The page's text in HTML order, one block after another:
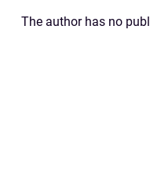
The author has no